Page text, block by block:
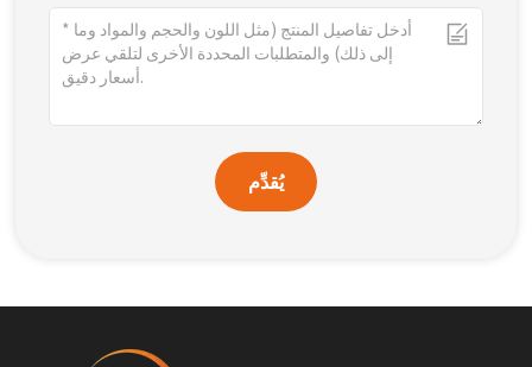
يُقدِّم